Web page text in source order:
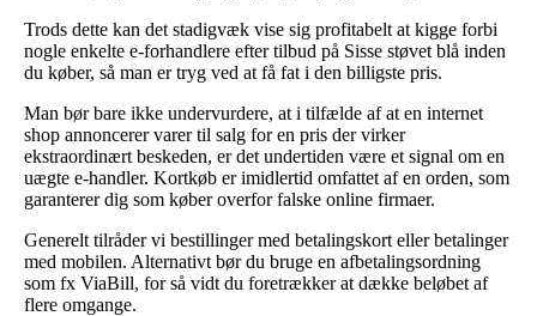
Trods dette kan det stadigvæk vise sig profitabelt at kigge forbi
nogle enkelte e-forhandlere efter tilbud på Sisse støvet blå inden
du køber, så man er tryg ved at få fat i den billigste pris.
Man bør bare ikke undervurdere, at i tilfælde af at en internet
shop annoncerer varer til salg for en pris der virker
ekstraordinært beskeden, er det undertiden være et signal om en
uægte e-handler. Kortkøb er imidlertid omfattet af en orden, som
garanterer dig som køber overfor falske online firmaer.
Generelt tilråder vi bestillinger med betalingskort eller betalinger
med mobilen. Alternativt bør du bruge en afbetalingsordning
som fx ViaBill, for så vidt du foretrækker at dække beløbet af
flere omgange.